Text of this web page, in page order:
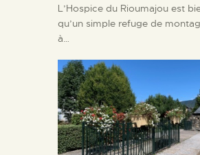
L’Hospice du Rioumajou est
qu’un simple refuge de
à…